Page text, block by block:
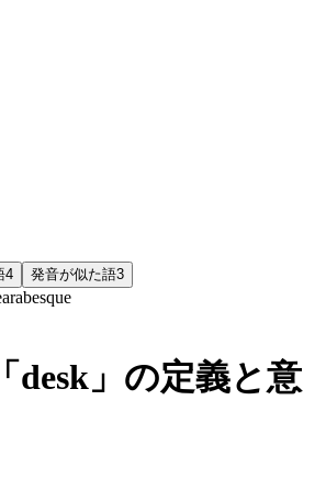
4 発音が似た語3
arabesque
desk」の定義と意